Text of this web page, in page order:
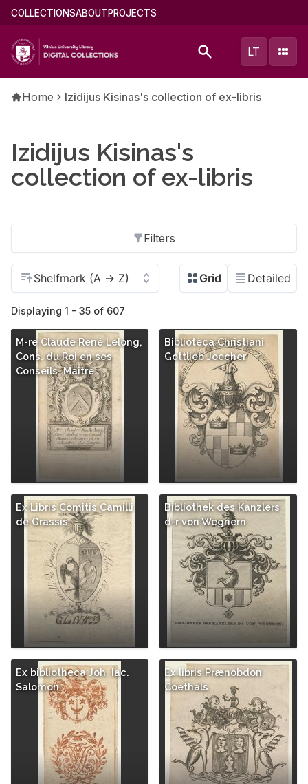
Skip
main
content
Main
(english)
COLLECTIONSABOUTPROJECTS
LT
Breadcrumb
Home Izidijus Kisinas's collection of ex-libris
Izidijus Kisinas's
collection of ex-libris
Filters
Displaying 1 - 35 of 607
M-re Claude René Lelong,
Cons. du Roi en ses
Conseils, Maitre…
Biblioteca Christiani
Gottlieb Joecher
Ex Libris Comitis Camilli
de Grassis
Bibliothek des Kanzlers
d-r von Wegnern
Ex bibliotheca Joh. Iac.
Salomon
Ex libris Prænobdon
Coethals